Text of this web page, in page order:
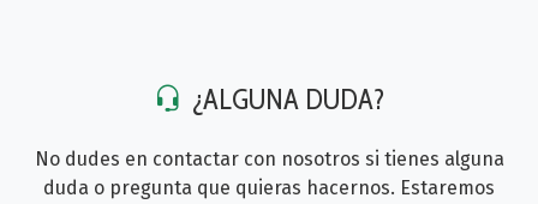
¿ALGUNA DUDA?
No dudes en contactar con nosotros si tienes alguna
duda o pregunta que quieras hacernos. Estaremos